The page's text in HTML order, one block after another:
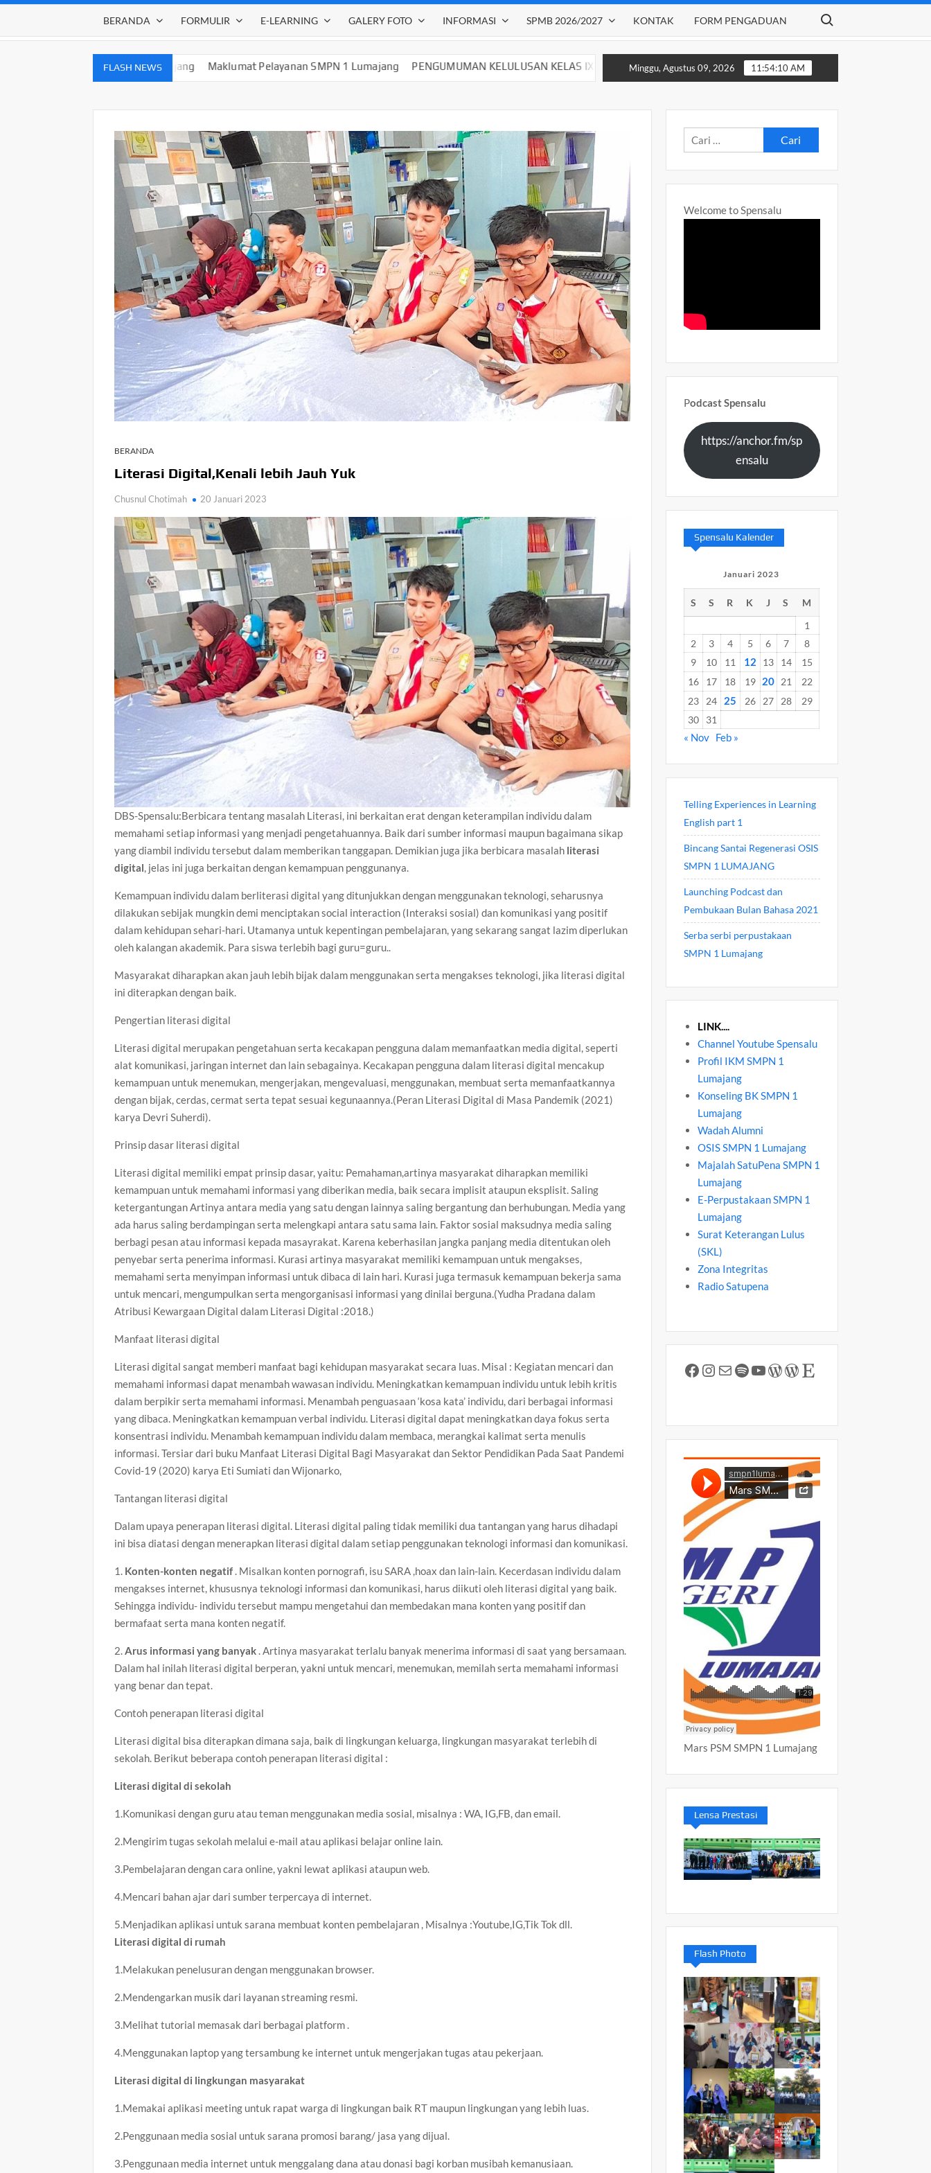
BERANDA FORMULIR E-LEARNING GALERY FOTO INFORMASI SPMB 2026/2027 KONTAK FORM PENGADUAN
Search for:
FLASH NEWS
SMPN 1 Lumajang Maklumat Pelayanan SMPN 1 Lumajang PENGUMUMAN KELULUSAN KELAS IX SMP NEGERI 1 LUMAJANGTAHUN AJARAN 2024-2025 Daftar Ulang SPMB Tahap 1
Minggu, Agustus 09, 2026 11:54:12 AM
BERANDA
Literasi Digital,Kenali lebih Jauh Yuk
Chusnul Chotimah 20 Januari 2023
DBS-Spensalu:Berbicara tentang masalah Literasi, ini berkaitan erat dengan keterampilan individu dalam
memahami setiap informasi yang menjadi pengetahuannya. Baik dari sumber informasi maupun bagaimana sikap
yang diambil individu tersebut dalam memberikan tanggapan. Demikian juga jika berbicara masalah literasi
digital , jelas ini juga berkaitan dengan kemampuan penggunanya.
Kemampuan individu dalam berliterasi digital yang ditunjukkan dengan menggunakan teknologi, seharusnya
dilakukan sebijak mungkin demi menciptakan social interaction (Interaksi sosial) dan komunikasi yang positif
dalam kehidupan sehari-hari. Utamanya untuk kepentingan pembelajaran, yang sekarang sangat lazim diperlukan
oleh kalangan akademik. Para siswa terlebih bagi guru=guru..
Masyarakat diharapkan akan jauh lebih bijak dalam menggunakan serta mengakses teknologi, jika literasi digital
ini diterapkan dengan baik.
Pengertian literasi digital
Literasi digital merupakan pengetahuan serta kecakapan pengguna dalam memanfaatkan media digital, seperti
alat komunikasi, jaringan internet dan lain sebagainya. Kecakapan pengguna dalam literasi digital mencakup
kemampuan untuk menemukan, mengerjakan, mengevaluasi, menggunakan, membuat serta memanfaatkannya
dengan bijak, cerdas, cermat serta tepat sesuai kegunaannya.(Peran Literasi Digital di Masa Pandemik (2021)
karya Devri Suherdi).
Prinsip dasar literasi digital
Literasi digital memiliki empat prinsip dasar, yaitu: Pemahaman,artinya masyarakat diharapkan memiliki
kemampuan untuk memahami informasi yang diberikan media, baik secara implisit ataupun eksplisit. Saling
ketergantungan Artinya antara media yang satu dengan lainnya saling bergantung dan berhubungan. Media yang
ada harus saling berdampingan serta melengkapi antara satu sama lain. Faktor sosial maksudnya media saling
berbagi pesan atau informasi kepada masayrakat. Karena keberhasilan jangka panjang media ditentukan oleh
penyebar serta penerima informasi. Kurasi artinya masyarakat memiliki kemampuan untuk mengakses,
memahami serta menyimpan informasi untuk dibaca di lain hari. Kurasi juga termasuk kemampuan bekerja sama
untuk mencari, mengumpulkan serta mengorganisasi informasi yang dinilai berguna.(Yudha Pradana dalam
Atribusi Kewargaan Digital dalam Literasi Digital :2018.)
Manfaat literasi digital
Literasi digital sangat memberi manfaat bagi kehidupan masyarakat secara luas. Misal : Kegiatan mencari dan
memahami informasi dapat menambah wawasan individu. Meningkatkan kemampuan individu untuk lebih kritis
dalam berpikir serta memahami informasi. Menambah penguasaan ‘kosa kata’ individu, dari berbagai informasi
yang dibaca. Meningkatkan kemampuan verbal individu. Literasi digital dapat meningkatkan daya fokus serta
konsentrasi individu. Menambah kemampuan individu dalam membaca, merangkai kalimat serta menulis
informasi. Tersiar dari buku Manfaat Literasi Digital Bagi Masyarakat dan Sektor Pendidikan Pada Saat Pandemi
Covid-19 (2020) karya Eti Sumiati dan Wijonarko,
Tantangan literasi digital
Dalam upaya penerapan literasi digital. Literasi digital paling tidak memiliki dua tantangan yang harus dihadapi
ini bisa diatasi dengan menerapkan literasi digital dalam setiap penggunakan teknologi informasi dan komunikasi.
1. Konten-konten negatif . Misalkan konten pornografi, isu SARA ,hoax dan lain-lain. Kecerdasan individu dalam
mengakses internet, khususnya teknologi informasi dan komunikasi, harus diikuti oleh literasi digital yang baik.
Sehingga individu- individu tersebut mampu mengetahui dan membedakan mana konten yang positif dan
bermafaat serta mana konten negatif.
2. Arus informasi yang banyak . Artinya masyarakat terlalu banyak menerima informasi di saat yang bersamaan.
Dalam hal inilah literasi digital berperan, yakni untuk mencari, menemukan, memilah serta memahami informasi
yang benar dan tepat.
Contoh penerapan literasi digital
Literasi digital bisa diterapkan dimana saja, baik di lingkungan keluarga, lingkungan masyarakat terlebih di
sekolah. Berikut beberapa contoh penerapan literasi digital :
Literasi digital di sekolah
1.Komunikasi dengan guru atau teman menggunakan media sosial, misalnya : WA, IG,FB, dan email.
2.Mengirim tugas sekolah melalui e-mail atau aplikasi belajar online lain.
3.Pembelajaran dengan cara online, yakni lewat aplikasi ataupun web.
4.Mencari bahan ajar dari sumber terpercaya di internet.
5.Menjadikan aplikasi untuk sarana membuat konten pembelajaran , Misalnya :Youtube,IG,Tik Tok dll.
Literasi digital di rumah
1.Melakukan penelusuran dengan menggunakan browser.
2.Mendengarkan musik dari layanan streaming resmi.
3.Melihat tutorial memasak dari berbagai platform .
4.Menggunakan laptop yang tersambung ke internet untuk mengerjakan tugas atau pekerjaan.
Literasi digital di lingkungan masyarakat
1.Memakai aplikasi meeting untuk rapat warga di lingkungan baik RT maupun lingkungan yang lebih luas.
2.Penggunaan media sosial untuk sarana promosi barang/ jasa yang dijual.
3.Penggunaan media internet untuk menggalang dana atau donasi bagi korban musibah kemanusiaan.
Cari
untuk:
Welcome to Spensalu
Podcast Spensalu
https://anchor.fm/sp
ensalu
Spensalu Kalender
Januari 2023
S S R K J S
M
1
2
3 4 5 6 7
8
9
10 11 12 13 14
15
16
17 18 19 20 21
22
23
24 25 26 27 28
29
30
31
« Nov Feb »
Telling Experiences in Learning
English part 1
Bincang Santai Regenerasi OSIS
SMPN 1 LUMAJANG
Launching Podcast dan
Pembukaan Bulan Bahasa 2021
Serba serbi perpustakaan
SMPN 1 Lumajang
LINK....
Channel Youtube Spensalu
Profil IKM SMPN 1
Lumajang
Konseling BK SMPN 1
Lumajang
Wadah Alumni
OSIS SMPN 1 Lumajang
Majalah SatuPena SMPN 1
Lumajang
E-Perpustakaan SMPN 1
Lumajang
Surat Keterangan Lulus
(SKL)
Zona Integritas
Radio Satupena
Facebook
Instagram
MailSpotify
YouTube
WordPress
WordPress
Etsy
Mars PSM SMPN 1 Lumajang
Lensa Prestasi
Flash Photo